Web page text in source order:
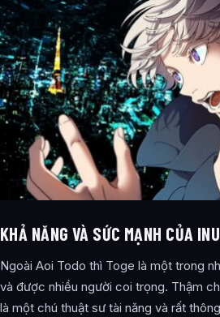
KHẢ NĂNG VÀ SỨC MẠNH CỦA
Ngoài Aoi Todo thì Toge là một trong
và được nhiều người coi trọng. Thậm
là một chú thuật sư tài năng và rất